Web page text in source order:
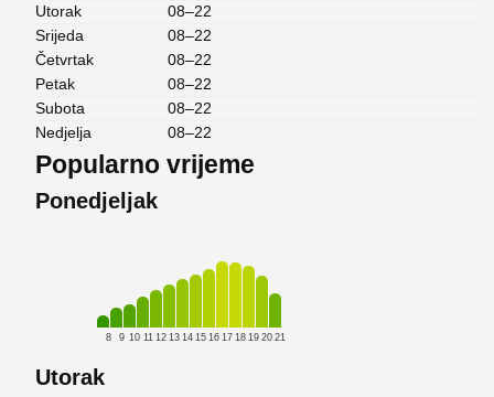
Utorak
08–22
Srijeda
08–22
Četvrtak
08–22
Petak
08–22
Subota
08–22
Nedjelja
08–22
Popularno vrijeme
Ponedjeljak
8 9 10 11 12 13 14 15 16 17 18 19 20 21
Utorak